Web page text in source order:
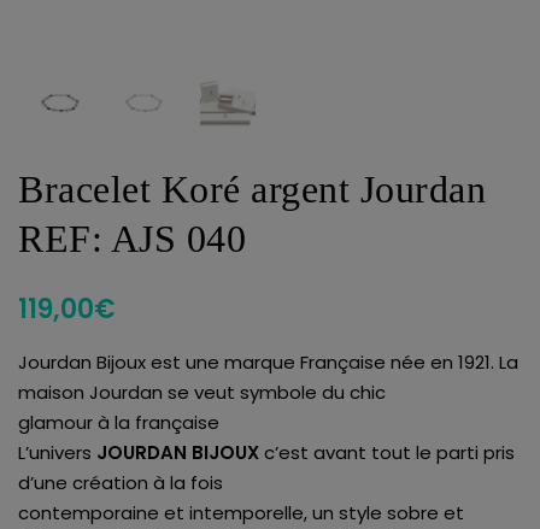
Bracelet Koré argent Jourdan
REF: AJS 040
119,00€
Jourdan Bijoux est une marque Française née en 1921. La
maison Jourdan se veut symbole du chic
glamour à la française
L’univers JOURDAN BIJOUXc’est avant tout le parti pris
d’une création à la fois
contemporaine et intemporelle, un style sobre et